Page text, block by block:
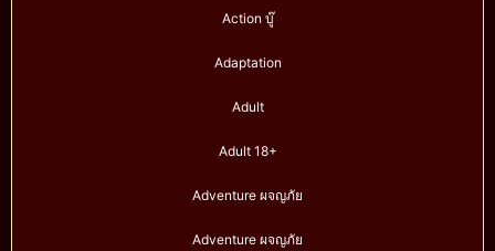
Action บู๊
Adaptation
Adult
Adult 18+
Adventure ผจญภัย
Adventure ผจญภัย